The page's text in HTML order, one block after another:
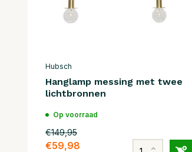
Hubsch
Hanglamp messing met twee
lichtbronnen
Op voorraad
€149,95
€59,98